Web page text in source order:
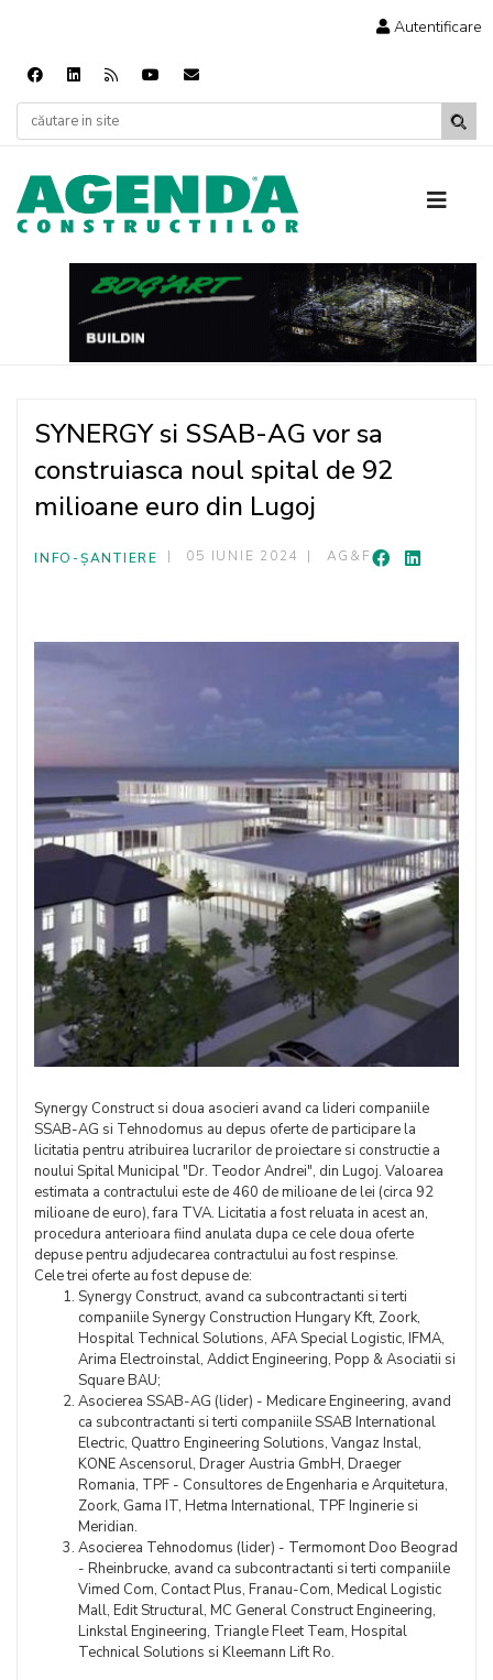
Autentificare
SYNERGY si SSAB-AG vor sa
construiasca noul spital de 92
milioane euro din Lugoj
INFO-ȘANTIERE 05 IUNIE 2024 AG&F
Synergy Construct si doua asocieri avand ca lideri companiile
SSAB-AG si Tehnodomus au depus oferte de participare la
licitatia pentru atribuirea lucrarilor de proiectare si constructie a
noului Spital Municipal "Dr. Teodor Andrei", din Lugoj. Valoarea
estimata a contractului este de 460 de milioane de lei (circa 92
milioane de euro), fara TVA. Licitatia a fost reluata in acest an,
procedura anterioara fiind anulata dupa ce cele doua oferte
depuse pentru adjudecarea contractului au fost respinse.
Cele trei oferte au fost depuse de:
Synergy Construct, avand ca subcontractanti si terti
companiile Synergy Construction Hungary Kft, Zoork,
Hospital Technical Solutions, AFA Special Logistic, IFMA,
Arima Electroinstal, Addict Engineering, Popp & Asociatii si
Square BAU;
Asocierea SSAB-AG (lider) - Medicare Engineering, avand
ca subcontractanti si terti companiile SSAB International
Electric, Quattro Engineering Solutions, Vangaz Instal,
KONE Ascensorul, Drager Austria GmbH, Draeger
Romania, TPF - Consultores de Engenharia e Arquitetura,
Zoork, Gama IT, Hetma International, TPF Inginerie si
Meridian.
Asocierea Tehnodomus (lider) - Termomont Doo Beograd
- Rheinbrucke, avand ca subcontractanti si terti companiile
Vimed Com, Contact Plus, Franau-Com, Medical Logistic
Mall, Edit Structural, MC General Construct Engineering,
Linkstal Engineering, Triangle Fleet Team, Hospital
Technical Solutions si Kleemann Lift Ro.